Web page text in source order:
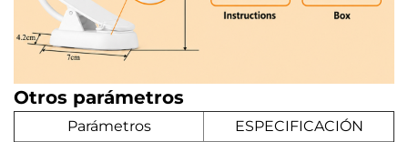
Otros parámetros
Parámetros
ESPECIFICACIÓN